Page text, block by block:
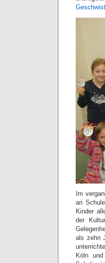
Im
an
Kinder
der
als zehn
Köln und